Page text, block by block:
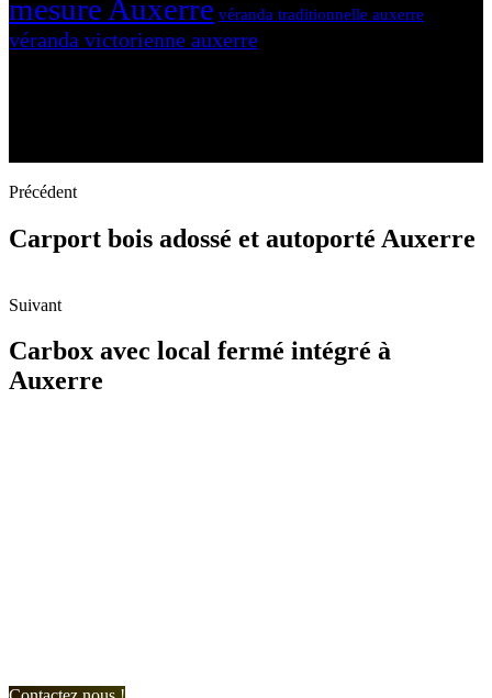
mesure Auxerre véranda traditionnelle auxerre
véranda victorienne auxerre
Précédent
Carport bois adossé et autoporté Auxerre
Suivant
Carbox avec local fermé intégré à
Auxerre